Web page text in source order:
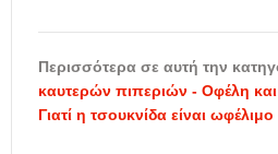
Περισσότερα σε αυτή την
καυτερών πιπεριών - Οφέλη και
Γιατί η τσουκνίδα είναι